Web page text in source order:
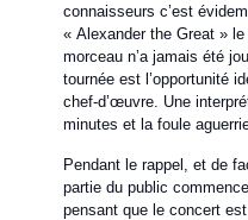
connaisseurs c’est
« Alexander the Great »
morceau n’a jamais été
tournée est l’opportunité
chef-d’œuvre. Une
minutes et la foule
Pendant le rappel, et de
partie du public
pensant que le concert